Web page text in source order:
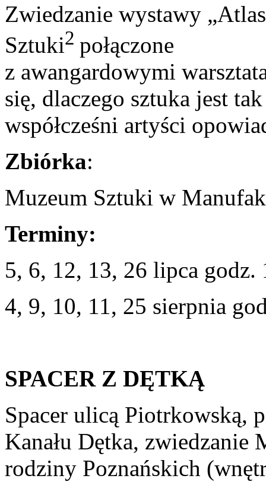
Zwiedzanie wystawy
Sztuki2 połączone
z awangardowymi
się, dlaczego sztuka jest
współcześni artyści
Zbiórka:
Muzeum Sztuki w
Terminy:
5, 6, 12, 13, 26 lipca godz.
4, 9, 10, 11, 25 sierpnia
SPACER Z DĘTKĄ
Spacer ulicą Piotrkowską,
Kanału Dętka, zwiedzanie
rodziny Poznańskich